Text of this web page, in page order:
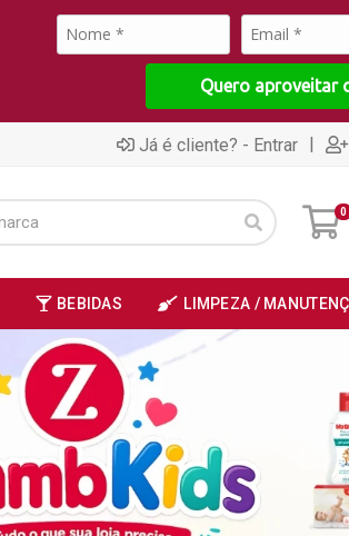
Quero aproveitar
Já é cliente? - Entrar |
0
BEBIDAS LIMPEZA /